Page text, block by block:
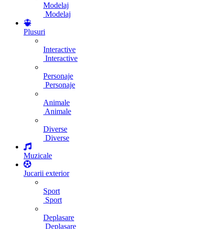
Modelaj
Modelaj
Plusuri
Interactive
Interactive
Personaje
Personaje
Animale
Animale
Diverse
Diverse
Muzicale
Jucarii exterior
Sport
Sport
Deplasare
Deplasare